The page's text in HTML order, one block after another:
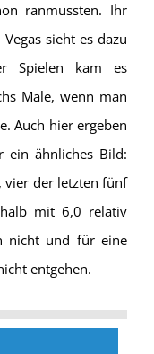
ranmussten. Ihr
sieht es dazu
Spielen kam es
Male, wenn man
Auch hier ergeben
ein ähnliches Bild:
vier der letzten fünf
mit 6,0 relativ
nicht und für eine
entgehen.